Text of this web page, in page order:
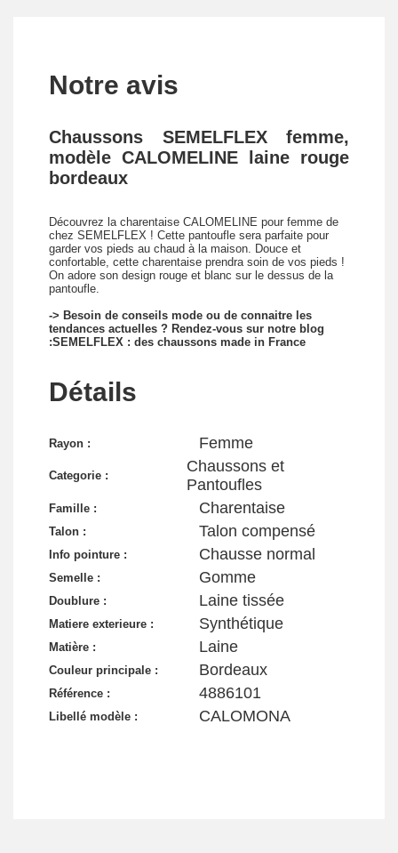
Notre avis
Chaussons SEMELFLEX femme,
modèle CALOMELINE laine rouge
bordeaux
Découvrez la charentaise CALOMELINE pour femme de
chez SEMELFLEX ! Cette pantoufle sera parfaite pour
garder vos pieds au chaud à la maison. Douce et
confortable, cette charentaise prendra soin de vos pieds !
On adore son design rouge et blanc sur le dessus de la
pantoufle.
-> Besoin de conseils mode ou de connaitre les
tendances actuelles ? Rendez-vous sur notre blog
:SEMELFLEX : des chaussons made in France
Détails
Rayon : Femme
Categorie :
Chaussons et
Pantoufles
Famille : Charentaise
Talon : Talon compensé
Info pointure : Chausse normal
Semelle : Gomme
Doublure : Laine tissée
Matiere exterieure : Synthétique
Matière : Laine
Couleur principale : Bordeaux
Référence : 4886101
Libellé modèle : CALOMONA